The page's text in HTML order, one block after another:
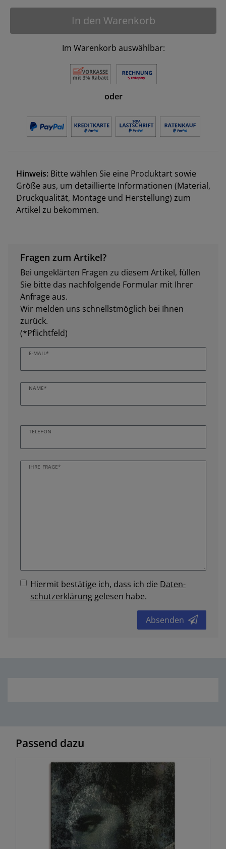
In den Warenkorb
Im Warenkorb auswählbar:
oder
Hinweis: Bitte wählen Sie eine Produktart sowie
Größe aus, um detaillierte Informationen (Material,
Druckqualität, Montage und Herstellung) zum
Artikel zu bekommen.
Fragen zum Artikel?
Bei ungeklärten Fragen zu diesem Artikel, füllen
Sie bitte das nachfolgende Formular mit Ihrer
Anfrage aus.
Wir melden uns schnellstmöglich bei Ihnen
zurück.
(*Pflichtfeld)
E-MAIL*
NAME*
TELEFON
IHRE FRAGE*
Hiermit bestätige ich, dass ich die Daten­
schutz­erklärung gelesen habe.
Absenden
Passend dazu